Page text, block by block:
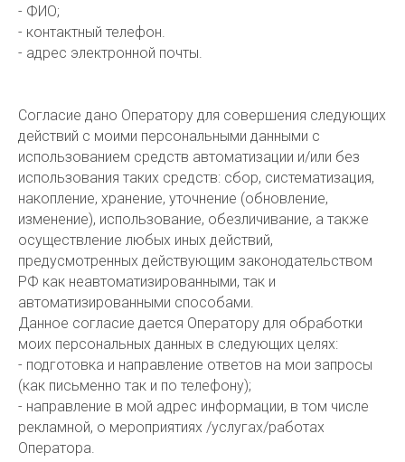
- ФИО;
- контактный телефон.
- адрес электронной почты.
Согласие дано Оператору для совершения следующих
действий с моими персональными данными с
использованием средств автоматизации и/или без
использования таких средств: сбор, систематизация,
накопление, хранение, уточнение (обновление,
изменение), использование, обезличивание, а также
осуществление любых иных действий,
предусмотренных действующим законодательством
РФ как неавтоматизированными, так и
автоматизированными способами.
Данное согласие дается Оператору для обработки
моих персональных данных в следующих целях:
- подготовка и направление ответов на мои запросы
(как письменно так и по телефону);
- направление в мой адрес информации, в том числе
рекламной, о мероприятиях /услугах/работах
Оператора.